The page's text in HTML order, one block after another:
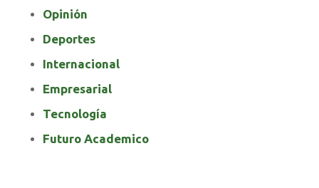
Opinión
Deportes
Internacional
Empresarial
Tecnología
Futuro Academico